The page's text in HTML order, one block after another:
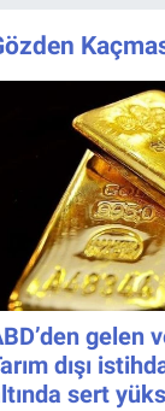
Gram Altın
İçin 6.350
TL Uyarısı,
Yıl Sonu
Beklentisi
Değişmedi
gelen
dışı
sert